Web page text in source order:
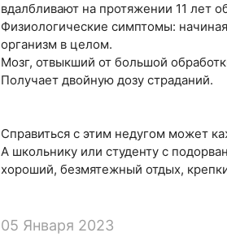
вдалбливают на протяжении 11 лет
Физиологические симптомы:
организм в целом.
Мозг, отвыкший от большой
Получает двойную дозу страданий.
Справиться с этим недугом может
А школьнику или студенту с
хороший, безмятежный отдых,
05 Января 2023